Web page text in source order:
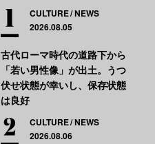
CULTURE NEWS
2026.08.05
古代ローマ時代の道路下から
「若い男性像」が出土。うつ
伏せ状態が幸いし、保存状態
は良好
CULTURE NEWS
2026.08.06